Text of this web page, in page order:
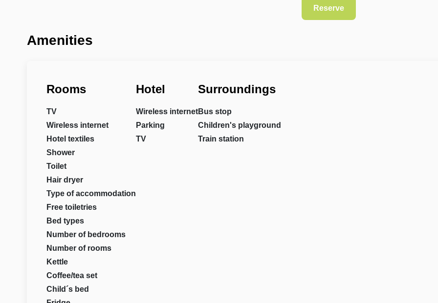
Amenities
Rooms
TV
Wireless internet
Hotel textiles
Shower
Toilet
Hair dryer
Type of accommodation
Free toiletries
Bed types
Number of bedrooms
Number of rooms
Kettle
Coffee/tea set
Child´s bed
Hotel
Wireless internet
Parking
TV
Surroundings
Bus stop
Children's playground
Train station